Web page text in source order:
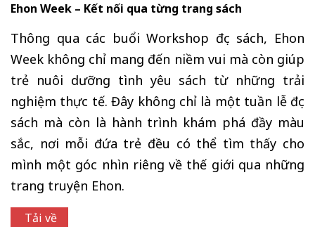
Ehon Week – Kết nối qua từng trang sách
Thông qua các buổi Workshop đọc sách, Ehon
Week không chỉ mang đến niềm vui mà còn giúp
trẻ nuôi dưỡng tình yêu sách từ những trải
nghiệm thực tế. Đây không chỉ là một tuần lễ đọc
sách mà còn là hành trình khám phá đầy màu
sắc, nơi mỗi đứa trẻ đều có thể tìm thấy cho
mình một góc nhìn riêng về thế giới qua những
trang truyện Ehon.
Tải về